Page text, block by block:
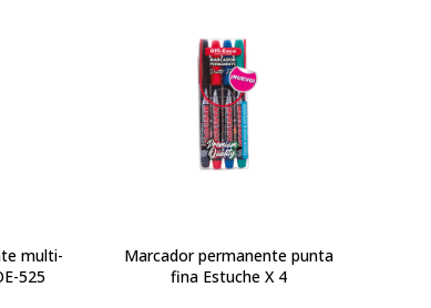
multi-
525
Marcador permanente punta
fina Estuche X 4